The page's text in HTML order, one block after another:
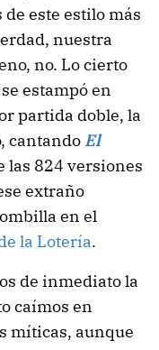
este estilo más
nuestra
no. Lo cierto
estampó en
partida doble, la
cantando El
las 824 versiones
extraño
en el
la Lotería.
de inmediato la
caímos en
míticas, aunque